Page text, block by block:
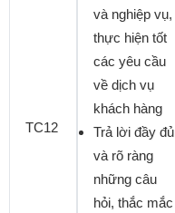
TC12
và nghiệp vụ,
thực hiện tốt
các yêu cầu
về dịch vụ
khách hàng
Trả lời đầy đủ
và rõ ràng
những câu
hỏi, thắc mắc